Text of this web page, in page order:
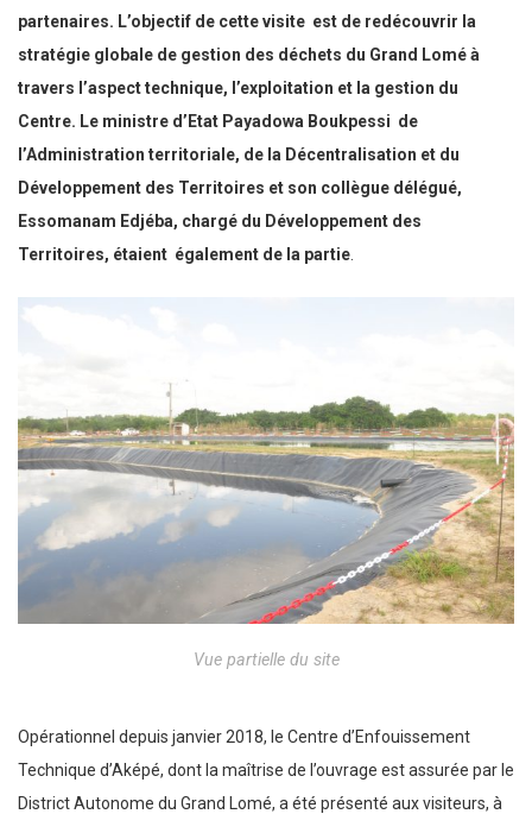
partenaires. L’objectif de cette visite est de redécouvrir la
stratégie globale de gestion des déchets du Grand Lomé à
travers l’aspect technique, l’exploitation et la gestion du
Centre. Le ministre d’Etat Payadowa Boukpessi de
l’Administration territoriale, de la Décentralisation et du
Développement des Territoires et son collègue délégué,
Essomanam Edjéba, chargé du Développement des
Territoires, étaient également de la partie.
Vue partielle du site
Opérationnel depuis janvier 2018, le Centre d’Enfouissement
Technique d’Aképé, dont la maîtrise de l’ouvrage est assurée par le
District Autonome du Grand Lomé, a été présenté aux visiteurs, à